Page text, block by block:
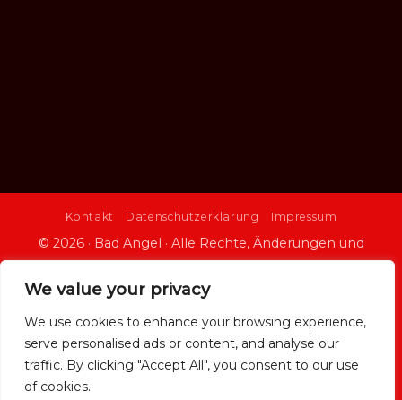
We value your privacy
We use cookies to enhance your browsing experience,
serve personalised ads or content, and analyse our
traffic. By clicking "Accept All", you consent to our use
of cookies.
Kontakt Datenschutzerklärung Impressum
© 2026 · Bad Angel · Alle Rechte, Änderungen und
Irrtümer vorbehalten
Click here to chat with us